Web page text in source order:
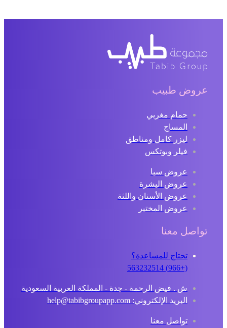
عروض طبيب
حمام مغربي
المساج
ليزر كامل ومناطق
فيلر وبوتكس
عروض سبا
عروض البشرة
عروض الأسنان واللثة
عروض المختبر
تواصل معنا
تحتاج للمساعدة؟
ش . فيض الرحمة - جدة - المملكة العربية السعودية
البريد الإلكتروني: help@tabibgroupapp.com
تواصل معنا